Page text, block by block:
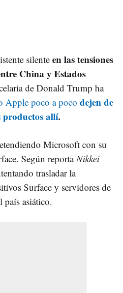
silente en las tensiones
China y Estados
de Donald Trump ha
Apple poco a poco dejen de
productos allí.
Microsoft con su
Según reporta Nikkei
trasladar la
Surface y servidores de
país asiático.